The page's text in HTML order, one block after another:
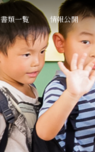
書類一覧 情報公開